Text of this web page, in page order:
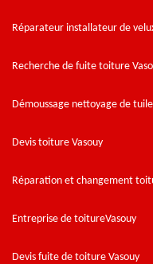
Réparateur installateur de
Recherche de fuite toiture
Démoussage nettoyage de
Devis toiture Vasouy
Réparation et changement
Entreprise de toitureVasouy
Devis fuite de toiture Vasouy